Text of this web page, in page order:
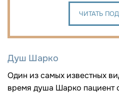
ЧИТАТЬ
Душ Шарко
Один из самых известных
время душа Шарко пациент